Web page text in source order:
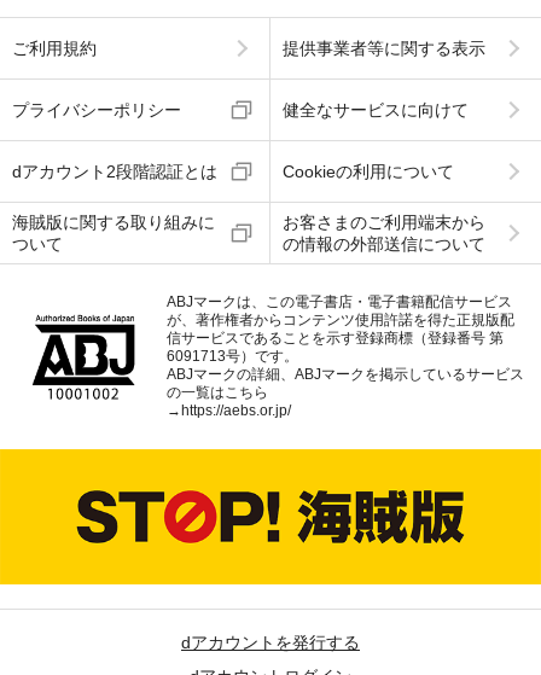
ご利用規約 提供事業者等に関する表示
プライバシーポリシー 健全なサービスに向けて
dアカウント2段階認証とは Cookieの利用について
海賊版に関する取り組みに
ついて
お客さまのご利用端末から
の情報の外部送信について
ABJマークは、この電子書店・電子書籍配信サービス
が、著作権者からコンテンツ使用許諾を得た正規版配
信サービスであることを示す登録商標（登録番号 第
6091713号）です。
ABJマークの詳細、ABJマークを掲示しているサービス
の一覧はこちら
→ https://aebs.or.jp/
dアカウントを発行する